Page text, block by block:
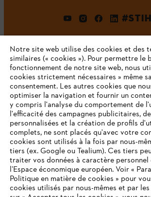
L'Entreprise
STIHL FAQ
Contact
Notre site web utilise des cookies et des
similaires (« cookies »). Pour permettre le
fonctionnement de notre site web, nous
cookies strictement nécessaires » même
consentement. Les autres cookies que
optimiser la navigation et fournir un
y compris l'analyse du comportement de
l'efficacité des campagnes publicitaires,
personnalisées et la création de profils
complets, ne sont placés qu'avec votre
cookies sont utilisés à la fois par nous-
tiers (ex. Google ou Tealium). Ces tiers
traiter vos données à caractère personnel
l’Espace économique européen. Voir «
Politique en matière de cookies » pour
cookies utilisés par nous-mêmes et par